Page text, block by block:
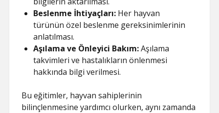
Beslenme İhtiyaçları: Her hayvan
türünün özel beslenme gereksinimlerinin
anlatılması.
Aşılama ve Önleyici Bakım:Aşılama
takvimleri ve hastalıkların önlenmesi
hakkında bilgi verilmesi.
Bu eğitimler, hayvan sahiplerinin
bilinçlenmesine yardımcı olurken, aynı zamanda